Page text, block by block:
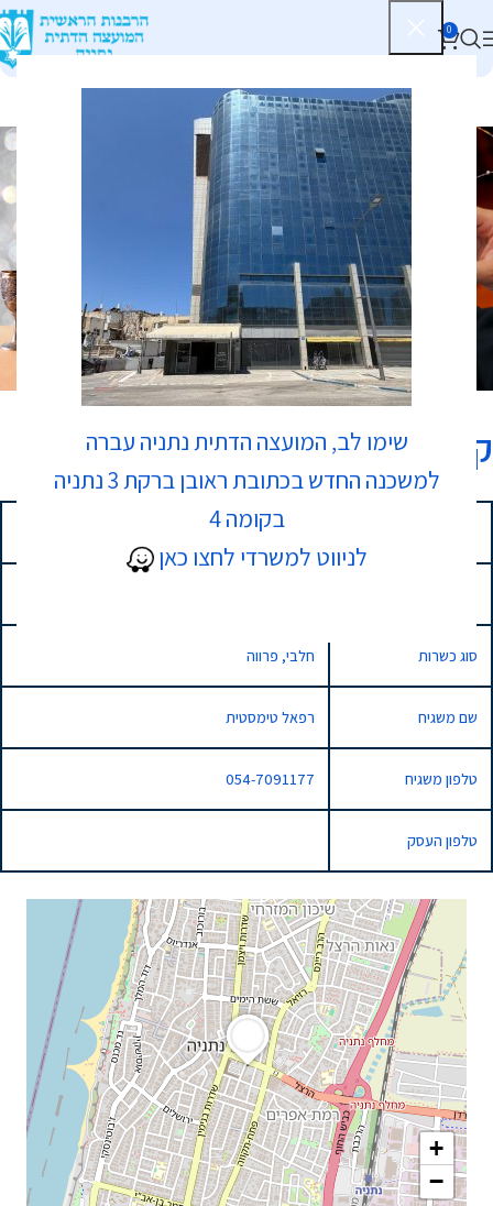
שימו לב, המועצה הדתית נתניה עברה
למשכנה החדש בכתובת ראובן ברקת 3 נתניה
בקומה 4
לניווט למשרדי לחצו כאן
0
כשרות
+
−
קונדיטוריה אבא
1 אחד העם, נתניה, Israel
סוג כשרות חלבי, פרווה
שם משגיח רפאל טימסטית
טלפון משגיח 054-7091177
טלפון העסק